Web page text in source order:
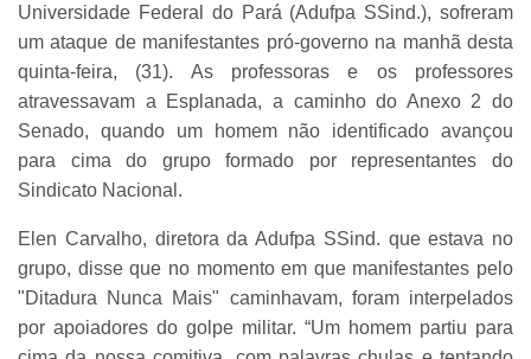
Universidade Federal do Pará (Adufpa SSind.), sofreram
um ataque de manifestantes pró-governo na manhã desta
quinta-feira, (31). As professoras e os professores
atravessavam a Esplanada, a caminho do Anexo 2 do
Senado, quando um homem não identificado avançou
para cima do grupo formado por representantes do
Sindicato Nacional.
Elen Carvalho, diretora da Adufpa SSind. que estava no
grupo, disse que no momento em que manifestantes pelo
"Ditadura Nunca Mais" caminhavam, foram interpelados
por apoiadores do golpe militar. “Um homem partiu para